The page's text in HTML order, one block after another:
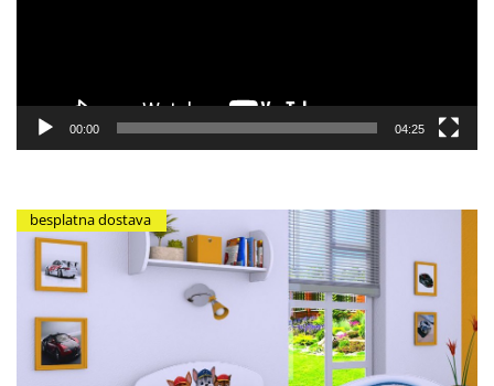
00:00 04:25
besplatna dostava